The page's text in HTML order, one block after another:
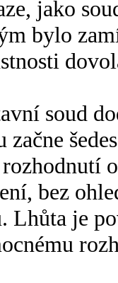
jako
bylo
soud
začne
bez
Lhůta je